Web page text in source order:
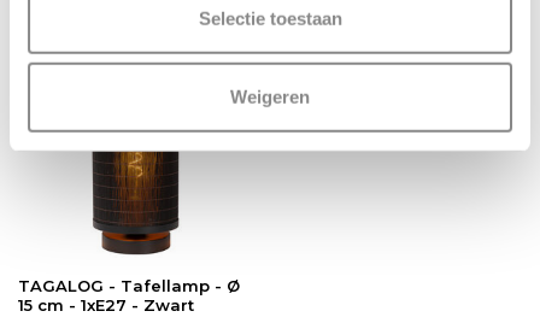
Selectie toestaan
Weigeren
sale 14%
TAGALOG - Tafellamp - Ø
15 cm - 1xE27 - Zwart